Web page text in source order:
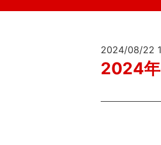
2024/08/22
2024